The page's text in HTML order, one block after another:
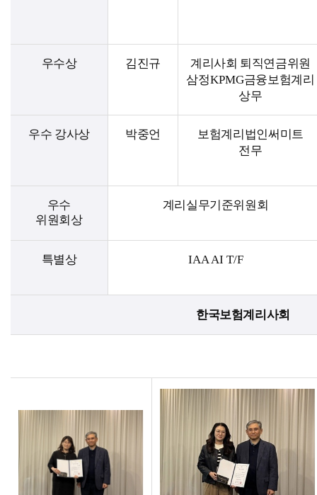
우수상 김진규
계리사회 퇴직연금위원
삼정KPMG금융보험계리
상무
우수 강사상 박중언
보험계리법인써미트
전무
우수
위원회상
계리실무기준위원회
특별상 IAA AI T/F
한국보험계리사회